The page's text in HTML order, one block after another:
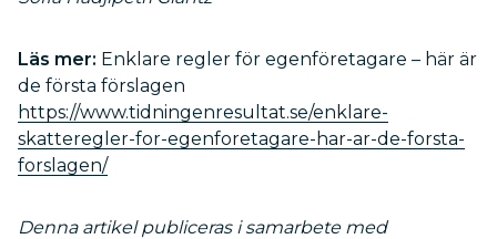
Läs mer: Enklare regler för egenföretagare – här är
de första förslagen
https://www.tidningenresultat.se/enklare-
skatteregler-for-egenforetagare-har-ar-de-forsta-
forslagen/
Denna artikel publiceras i samarbete med